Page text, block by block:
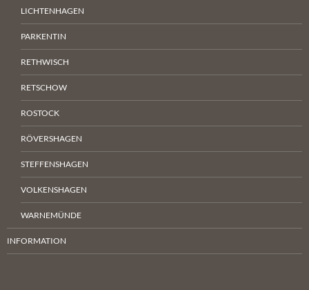
LICHTENHAGEN
PARKENTIN
RETHWISCH
RETSCHOW
ROSTOCK
RÖVERSHAGEN
STEFFENSHAGEN
VOLKENSHAGEN
WARNEMÜNDE
INFORMATION